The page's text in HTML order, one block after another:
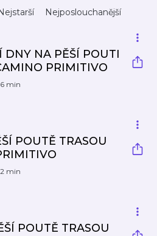
Nejposlouchanější
DNY NA PĚŠÍ POUTI
PRIMITIVO
min
POUTĚ TRASOU
min
POUTĚ TRASOU